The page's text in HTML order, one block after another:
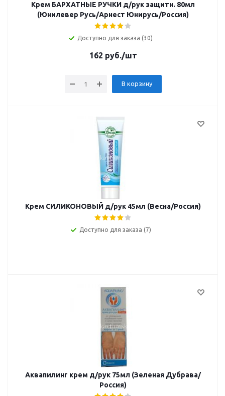
Крем БАРХАТНЫЕ РУЧКИ д/рук защитн. 80мл
(Юнилевер Русь/Арнест Юнирусь/Россия)
Доступно для заказа (30)
162 руб./шт
В корзину
Крем СИЛИКОНОВЫЙ д/рук 45мл (Весна/Россия)
Доступно для заказа (7)
Аквапилинг крем д/рук 75мл (Зеленая Дубрава/
Россия)